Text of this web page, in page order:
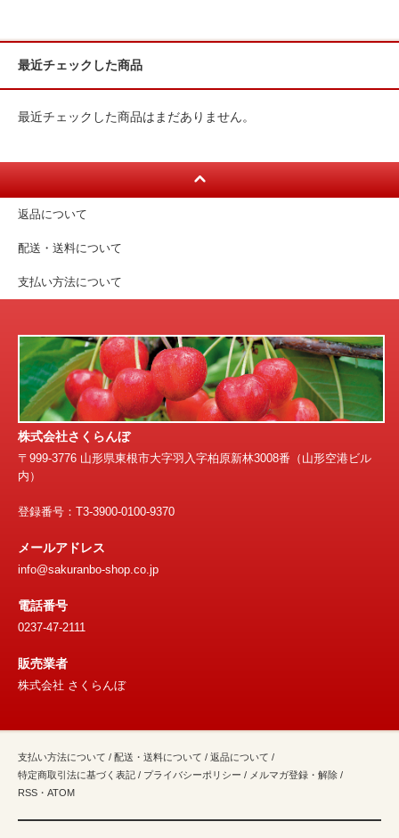
最近チェックした商品
最近チェックした商品はまだありません。
返品について
配送・送料について
支払い方法について
株式会社さくらんぼ
〒999-3776 山形県東根市大字羽入字柏原新林3008番（山形空港ビル
内）
登録番号：T3-3900-0100-9370
メールアドレス
info@sakuranbo-shop.co.jp
電話番号
0237-47-2111
販売業者
株式会社 さくらんぼ
支払い方法について / 配送・送料について / 返品について /
特定商取引法に基づく表記 / プライバシーポリシー / メルマガ登録・解除 /
RSS ・ ATOM